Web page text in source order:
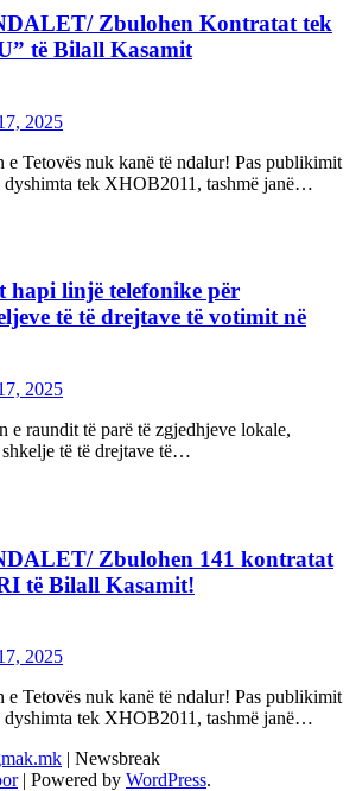
Zbulohen Kontratat tek
të Bilall Kasamit
2025
e Tetovës nuk kanë të ndalur! Pas publikimit
dyshimta tek XHOB2011, tashmë janë…
linjë telefonike për
të të drejtave të votimit në
2025
e raundit të parë të zgjedhjeve lokale,
të të drejtave të…
Zbulohen 141 kontratat
të Bilall Kasamit!
2025
e Tetovës nuk kanë të ndalur! Pas publikimit
dyshimta tek XHOB2011, tashmë janë…
| Newsbreak
| Powered by WordPress.